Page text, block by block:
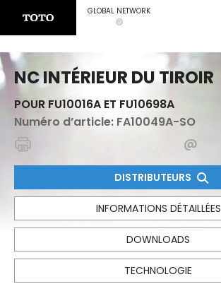
GLOBAL NETWORK
NC INTÉRIEUR DU TIROIR
POUR FU10016A ET FU10698A
Numéro d’article: FA10049A-SO
DISTRIBUTEURS
INFORMATIONS DÉTAILLÉES
DOWNLOADS
TECHNOLOGIE